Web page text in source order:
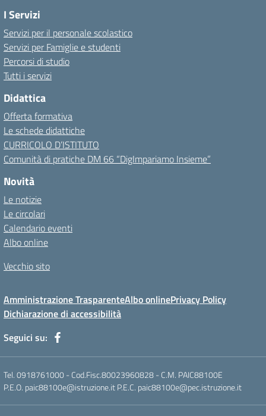
I Servizi
Servizi per il personale scolastico
Servizi per Famiglie e studenti
Percorsi di studio
Tutti i servizi
Didattica
Offerta formativa
Le schede didattiche
CURRICOLO D’ISTITUTO
Comunità di pratiche DM 66 “DigImpariamo Insieme”
Novità
Le notizie
Le circolari
Calendario eventi
Albo online
Vecchio sito
Amministrazione TrasparenteAlbo onlinePrivacy Policy
Dichiarazione di accessibilità
Seguici su:
Tel. 0918761000 - Cod.Fisc.80023960828 - C.M. PAIC88100E
P.E.O. paic88100e@istruzione.it P.E.C. paic88100e@pec.istruzione.it